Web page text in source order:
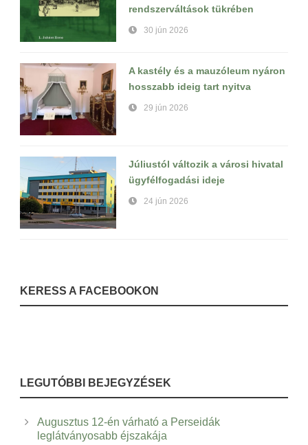
rendszerváltások tükrében
30 jún 2026
A kastély és a mauzóleum nyáron
hosszabb ideig tart nyitva
29 jún 2026
Júliustól változik a városi hivatal
ügyfélfogadási ideje
24 jún 2026
KERESS A FACEBOOKON
LEGUTÓBBI BEJEGYZÉSEK
Augusztus 12-én várható a Perseidák
leglátványosabb éjszakája